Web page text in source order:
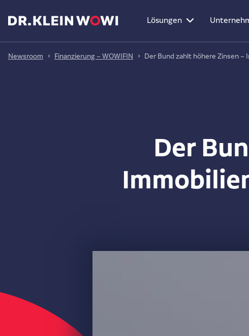
Lösungen
Newsroom Finanzierung – WOWIFIN Der Bund zahlt höhere Zinsen –
Der